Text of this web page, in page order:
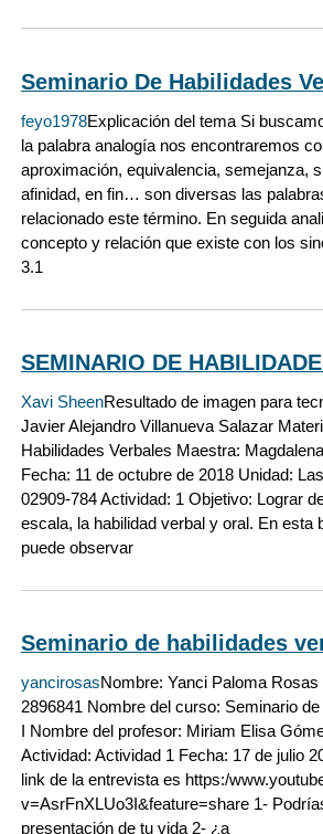
Seminario De Habilidades
feyo1978Explicación del tema Si
la palabra analogía nos encontraremos
aproximación, equivalencia, semejanza,
afinidad, en fin… son diversas las
relacionado este término. En seguida
concepto y relación que existe con los
3.1
SEMINARIO DE
Xavi SheenResultado de imagen para
Javier Alejandro Villanueva Salazar
Habilidades Verbales Maestra:
Fecha: 11 de octubre de 2018 Unidad:
02909-784 Actividad: 1 Objetivo: Lograr
escala, la habilidad verbal y oral. En esta
puede observar
Seminario de habilidades
yancirosasNombre: Yanci Paloma
2896841 Nombre del curso: Seminario
I Nombre del profesor: Miriam Elisa
Actividad: Actividad 1 Fecha: 17 de julio
link de la entrevista es https:/
v=AsrFnXLUo3I&feature=share 1-
presentación de tu vida 2- ¿a